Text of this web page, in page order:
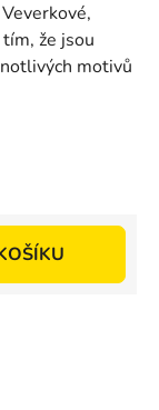
že jsou
motivů